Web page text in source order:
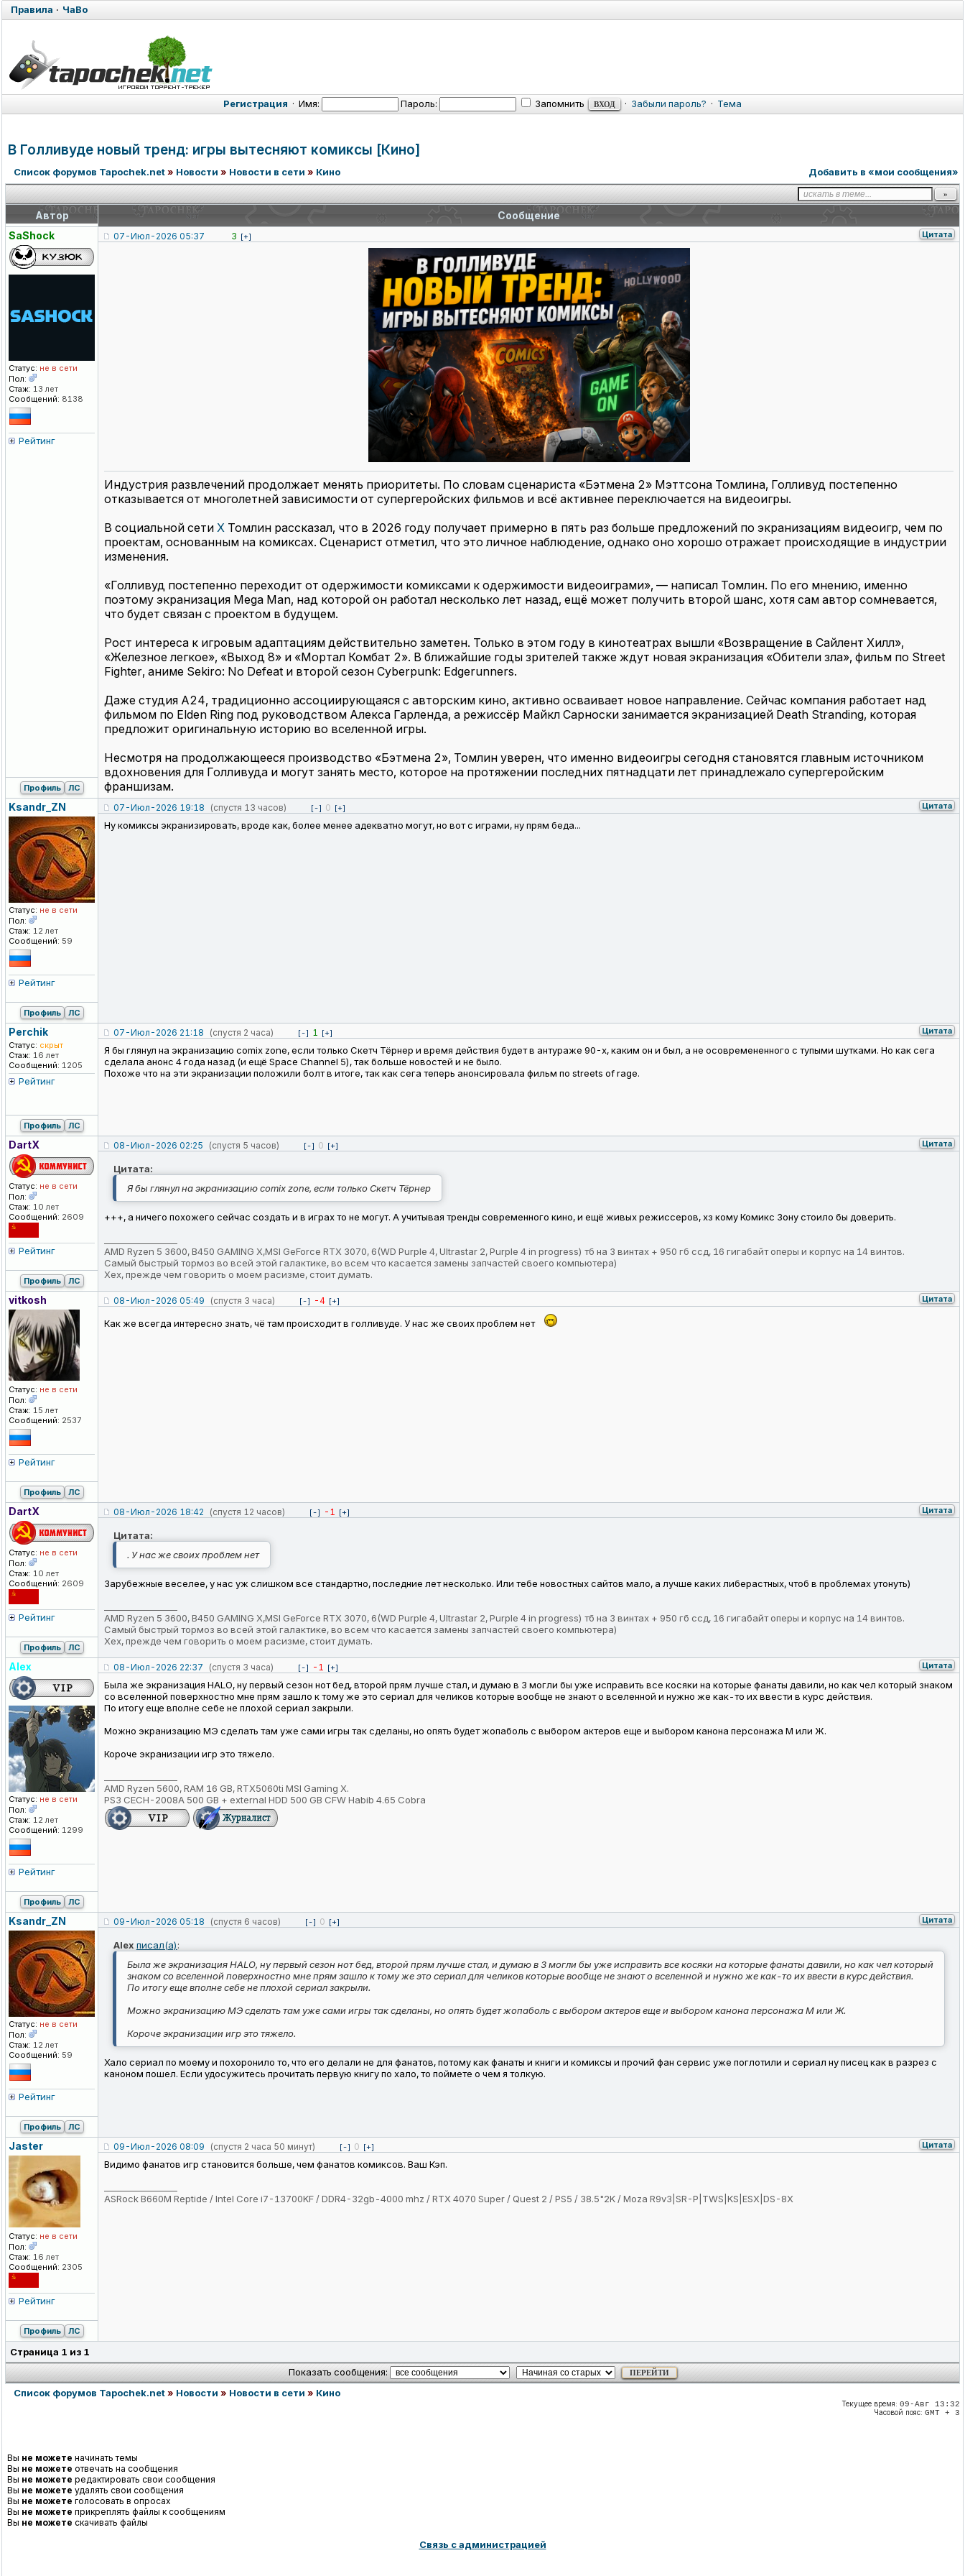
Правила · ЧаВо
Регистрация · Имя: Пароль: Запомнить · Забыли пароль? · Тема
В Голливуде новый тренд: игры вытесняют комиксы [Кино]
Список форумов Tapochek.net» Новости » Новости в сети » Кино Добавить в «мои сообщения»
Автор
Сообщение
SaShock
Статус: не в сети
Пол:
Стаж: 13 лет
Сообщений: 8138
Рейтинг
07-Июл-2026 05:37 3 [+] Цитата
Индустрия развлечений продолжает менять приоритеты. По словам сценариста «Бэтмена 2» Мэттсона Томлина, Голливуд постепенно
отказывается от многолетней зависимости от супергеройских фильмов и всё активнее переключается на видеоигры.
В социальной сети X Томлин рассказал, что в 2026 году получает примерно в пять раз больше предложений по экранизациям видеоигр, чем по
проектам, основанным на комиксах. Сценарист отметил, что это личное наблюдение, однако оно хорошо отражает происходящие в индустрии
изменения.
«Голливуд постепенно переходит от одержимости комиксами к одержимости видеоиграми», — написал Томлин. По его мнению, именно
поэтому экранизация Mega Man, над которой он работал несколько лет назад, ещё может получить второй шанс, хотя сам автор сомневается,
что будет связан с проектом в будущем.
Рост интереса к игровым адаптациям действительно заметен. Только в этом году в кинотеатрах вышли «Возвращение в Сайлент Хилл»,
«Железное легкое», «Выход 8» и «Мортал Комбат 2». В ближайшие годы зрителей также ждут новая экранизация «Обители зла», фильм по Street
Fighter, аниме Sekiro: No Defeat и второй сезон Cyberpunk: Edgerunners.
Даже студия A24, традиционно ассоциирующаяся с авторским кино, активно осваивает новое направление. Сейчас компания работает над
фильмом по Elden Ring под руководством Алекса Гарленда, а режиссёр Майкл Сарноски занимается экранизацией Death Stranding, которая
предложит оригинальную историю во вселенной игры.
Несмотря на продолжающееся производство «Бэтмена 2», Томлин уверен, что именно видеоигры сегодня становятся главным источником
вдохновения для Голливуда и могут занять место, которое на протяжении последних пятнадцати лет принадлежало супергеройским
франшизам.
Профиль ЛС
Ksandr_ZN
Статус: не в сети
Пол:
Стаж: 12 лет
Сообщений: 59
Рейтинг
07-Июл-2026 19:18 (спустя 13 часов) [-] 0 [+] Цитата
Ну комиксы экранизировать, вроде как, более менее адекватно могут, но вот с играми, ну прям беда...
Профиль ЛС
Perchik
Статус: скрыт
Стаж: 16 лет
Сообщений: 1205
Рейтинг
07-Июл-2026 21:18 (спустя 2 часа) [-] 1 [+] Цитата
Я бы глянул на экранизацию comix zone, если только Скетч Тёрнер и время действия будет в антураже 90-х, каким он и был, а не осовремененного с тупыми шутками. Но как сега
сделала анонс 4 года назад (и ещё Space Channel 5), так больше новостей и не было.
Похоже что на эти экранизации положили болт в итоге, так как сега теперь анонсировала фильм по streets of rage.
Профиль ЛС
DartX
Статус: не в сети
Пол:
Стаж: 10 лет
Сообщений: 2609
Рейтинг
08-Июл-2026 02:25 (спустя 5 часов) [-] 0 [+] Цитата
Цитата:
Я бы глянул на экранизацию comix zone, если только Скетч Тёрнер
+++, а ничего похожего сейчас создать и в играх то не могут. А учитывая тренды современного кино, и ещё живых режиссеров, хз кому Комикс Зону стоило бы доверить.
AMD Ryzen 5 3600, B450 GAMING X,MSI GeForce RTX 3070, 6(WD Purple 4, Ultrastar 2, Purple 4 in progress) тб на 3 винтах + 950 гб ссд, 16 гигабайт оперы и корпус на 14 винтов.
Самый быстрый тормоз во всей этой галактике, во всем что касается замены запчастей своего компьютера)
Хех, прежде чем говорить о моем расизме, стоит думать.
Профиль ЛС
vitkosh
Статус: не в сети
Пол:
Стаж: 15 лет
Сообщений: 2537
Рейтинг
08-Июл-2026 05:49 (спустя 3 часа) [-] -4 [+] Цитата
Как же всегда интересно знать, чё там происходит в голливуде. У нас же своих проблем нет
Профиль ЛС
DartX
Статус: не в сети
Пол:
Стаж: 10 лет
Сообщений: 2609
Рейтинг
08-Июл-2026 18:42 (спустя 12 часов) [-] -1 [+] Цитата
Цитата:
. У нас же своих проблем нет
Зарубежные веселее, у нас уж слишком все стандартно, последние лет несколько. Или тебе новостных сайтов мало, а лучше каких либерастных, чтоб в проблемах утонуть)
AMD Ryzen 5 3600, B450 GAMING X,MSI GeForce RTX 3070, 6(WD Purple 4, Ultrastar 2, Purple 4 in progress) тб на 3 винтах + 950 гб ссд, 16 гигабайт оперы и корпус на 14 винтов.
Самый быстрый тормоз во всей этой галактике, во всем что касается замены запчастей своего компьютера)
Хех, прежде чем говорить о моем расизме, стоит думать.
Профиль ЛС
Alex
Статус: не в сети
Пол:
Стаж: 12 лет
Сообщений: 1299
Рейтинг
08-Июл-2026 22:37 (спустя 3 часа) [-] -1 [+] Цитата
Была же экранизация HALO, ну первый сезон нот бед, второй прям лучше стал, и думаю в 3 могли бы уже исправить все косяки на которые фанаты давили, но как чел который знаком
со вселенной поверхностно мне прям зашло к тому же это сериал для челиков которые вообще не знают о вселенной и нужно же как-то их ввести в курс действия.
По итогу еще вполне себе не плохой сериал закрыли.
Можно экранизацию МЭ сделать там уже сами игры так сделаны, но опять будет жопаболь с выбором актеров еще и выбором канона персонажа М или Ж.
Короче экранизации игр это тяжело.
AMD Ryzen 5600, RAM 16 GB, RTX5060ti MSI Gaming X.
PS3 CECH-2008A 500 GB + external HDD 500 GB CFW Habib 4.65 Cobra
Профиль ЛС
Ksandr_ZN
Статус: не в сети
Пол:
Стаж: 12 лет
Сообщений: 59
Рейтинг
09-Июл-2026 05:18 (спустя 6 часов) [-] 0 [+] Цитата
Alex писал(а):
Была же экранизация HALO, ну первый сезон нот бед, второй прям лучше стал, и думаю в 3 могли бы уже исправить все косяки на которые фанаты давили, но как чел который
знаком со вселенной поверхностно мне прям зашло к тому же это сериал для челиков которые вообще не знают о вселенной и нужно же как-то их ввести в курс действия.
По итогу еще вполне себе не плохой сериал закрыли.
Можно экранизацию МЭ сделать там уже сами игры так сделаны, но опять будет жопаболь с выбором актеров еще и выбором канона персонажа М или Ж.
Короче экранизации игр это тяжело.
Хало сериал по моему и похоронило то, что его делали не для фанатов, потому как фанаты и книги и комиксы и прочий фан сервис уже поглотили и сериал ну писец как в разрез с
каноном пошел. Если удосужитесь прочитать первую книгу по хало, то поймете о чем я толкую.
Профиль ЛС
Jaster
Статус: не в сети
Пол:
Стаж: 16 лет
Сообщений: 2305
Рейтинг
09-Июл-2026 08:09 (спустя 2 часа 50 минут) [-] 0 [+] Цитата
Видимо фанатов игр становится больше, чем фанатов комиксов. Ваш Кэп.
ASRock B660M Reptide / Intel Core i7-13700KF / DDR4-32gb-4000 mhz / RTX 4070 Super / Quest 2 / PS5 / 38.5"2K / Moza R9v3|SR-P|TWS|KS|ESX|DS-8X
Профиль ЛС
Страница 1 из 1
Показать сообщения:
Список форумов Tapochek.net» Новости » Новости в сети » Кино
Текущее время: 09-Авг 13:32
Часовой пояс: GMT + 3
Вы не можете начинать темы
Вы не можете отвечать на сообщения
Вы не можете редактировать свои сообщения
Вы не можете удалять свои сообщения
Вы не можете голосовать в опросах
Вы не можете прикреплять файлы к сообщениям
Вы не можете скачивать файлы
Связь с администрацией